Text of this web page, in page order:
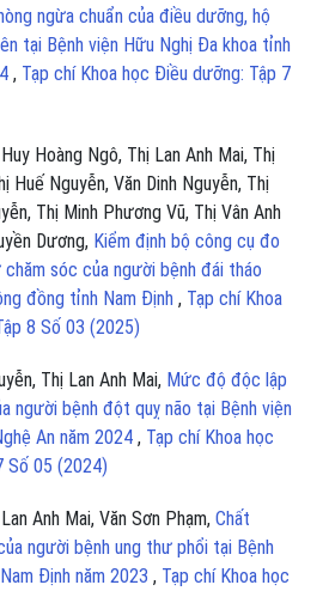
ngừa chuẩn của điều dưỡng, hộ
tại Bệnh viện Hữu Nghị Đa khoa tỉnh
, Tạp chí Khoa học Điều dưỡng: Tập 7
Hoàng Ngô, Thị Lan Anh Mai, Thị
Huế Nguyễn, Văn Dinh Nguyễn, Thị
Thị Minh Phương Vũ, Thị Vân Anh
Dương, Kiểm định bộ công cụ đo
sóc của người bệnh đái tháo
đồng tỉnh Nam Định , Tạp chí Khoa
8 Số 03 (2025)
Thị Lan Anh Mai, Mức độ độc lập
người bệnh đột quỵ não tại Bệnh viện
An năm 2024 , Tạp chí Khoa học
Số 05 (2024)
Anh Mai, Văn Sơn Phạm, Chất
người bệnh ung thư phổi tại Bệnh
Định năm 2023 , Tạp chí Khoa học